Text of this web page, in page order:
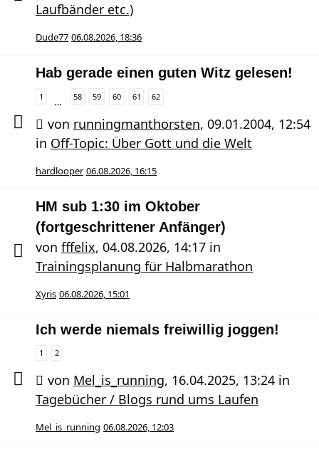
Laufbänder etc.)
Dude77 06.08.2026, 18:36
Hab gerade einen guten Witz gelesen!
1 … 58 59 60 61 62
von runningmanthorsten, 09.01.2004, 12:54
in Off-Topic: Über Gott und die Welt
hardlooper 06.08.2026, 16:15
HM sub 1:30 im Oktober
(fortgeschrittener Anfänger)
von fffelix, 04.08.2026, 14:17 in
Trainingsplanung für Halbmarathon
Xyris 06.08.2026, 15:01
Ich werde niemals freiwillig joggen!
1 2
von Mel_is_running, 16.04.2025, 13:24 in
Tagebücher / Blogs rund ums Laufen
Mel_is_running 06.08.2026, 12:03